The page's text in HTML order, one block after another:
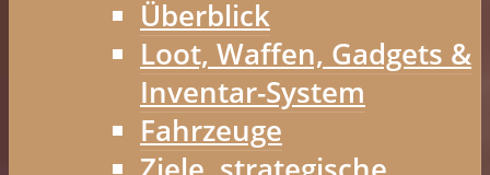
Überblick
Loot, Waffen, Gadgets &
Inventar-System
Fahrzeuge